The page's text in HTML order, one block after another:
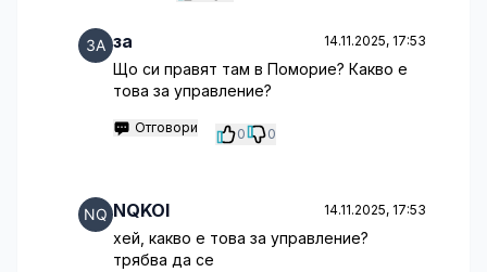
за 14.11.2025, 17:53
Що си правят там в Поморие? Какво е
това за управление?
Отговори 0 0
NQKOI 14.11.2025, 17:53
хей, какво е това за управление?
трябва да се